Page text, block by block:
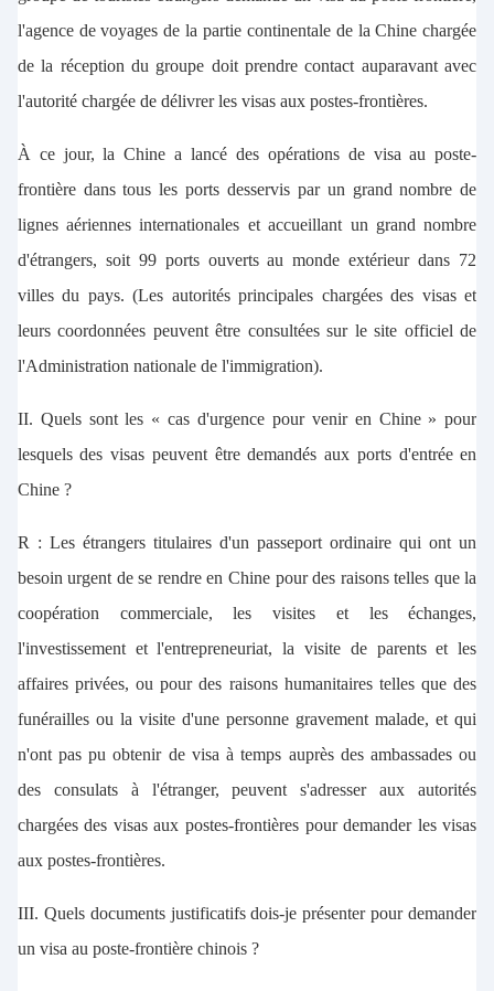
l'agence de voyages de la partie continentale de la Chine chargée
de la réception du groupe doit prendre contact auparavant avec
l'autorité chargée de délivrer les visas aux postes-frontières.
À ce jour, la Chine a lancé des opérations de visa au poste-
frontière dans tous les ports desservis par un grand nombre de
lignes aériennes internationales et accueillant un grand nombre
d'étrangers, soit 99 ports ouverts au monde extérieur dans 72
villes du pays. (Les autorités principales chargées des visas et
leurs coordonnées peuvent être consultées sur le site officiel de
l'Administration nationale de l'immigration).
II. Quels sont les « cas d'urgence pour venir en Chine » pour
lesquels des visas peuvent être demandés aux ports d'entrée en
Chine ?
R : Les étrangers titulaires d'un passeport ordinaire qui ont un
besoin urgent de se rendre en Chine pour des raisons telles que la
coopération commerciale, les visites et les échanges,
l'investissement et l'entrepreneuriat, la visite de parents et les
affaires privées, ou pour des raisons humanitaires telles que des
funérailles ou la visite d'une personne gravement malade, et qui
n'ont pas pu obtenir de visa à temps auprès des ambassades ou
des consulats à l'étranger, peuvent s'adresser aux autorités
chargées des visas aux postes-frontières pour demander les visas
aux postes-frontières.
III. Quels documents justificatifs dois-je présenter pour demander
un visa au poste-frontière chinois ?